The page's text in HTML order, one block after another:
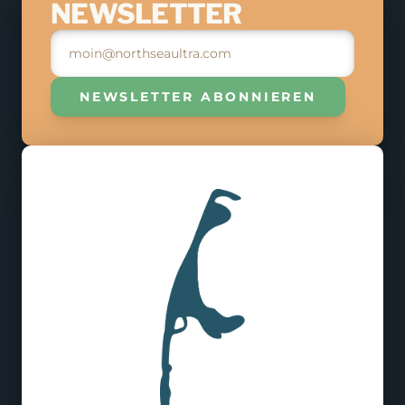
9. MAI 2026
NEWSLETTER
NEWSLETTER ABONNIEREN